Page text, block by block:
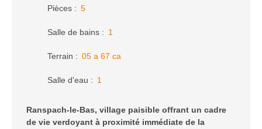
Pièces : 5
Salle de bains : 1
Terrain : 05 a 67 ca
Salle d'eau : 1
Ranspach-le-Bas, village paisible offrant un cadre
de vie verdoyant à proximité immédiate de la